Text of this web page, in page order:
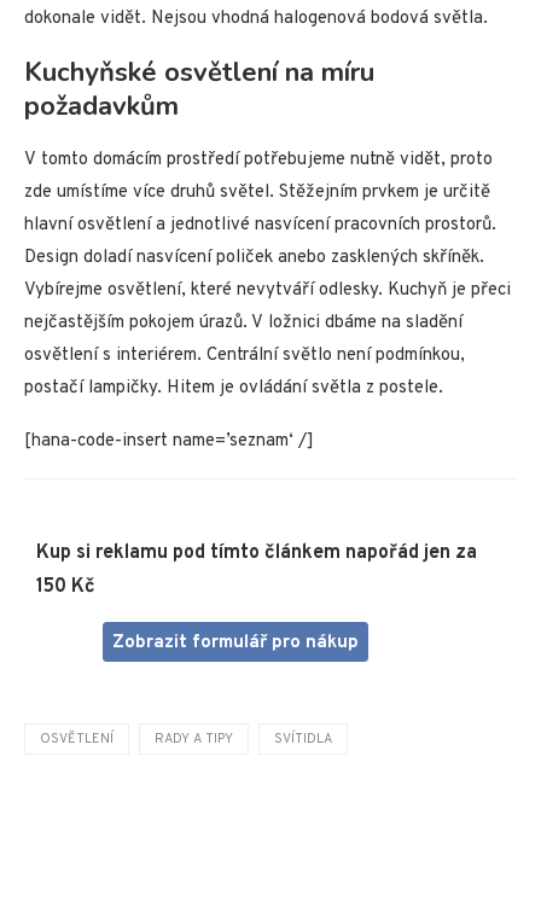
dokonale vidět. Nejsou vhodná halogenová bodová světla.
Kuchyňské osvětlení na míru
požadavkům
V tomto domácím prostředí potřebujeme nutně vidět, proto
zde umístíme více druhů světel. Stěžejním prvkem je určitě
hlavní osvětlení a jednotlivé nasvícení pracovních prostorů.
Design doladí nasvícení poliček anebo zasklených skříněk.
Vybírejme osvětlení, které nevytváří odlesky. Kuchyň je přeci
nejčastějším pokojem úrazů. V ložnici dbáme na sladění
osvětlení s interiérem. Centrální světlo není podmínkou,
postačí lampičky. Hitem je ovládání světla z postele.
[hana-code-insert name=’seznam‘ /]
Kup si reklamu pod tímto článkem napořád jen za
150 Kč
Zobrazit formulář pro nákup
OSVĚTLENÍ RADY A TIPY SVÍTIDLA